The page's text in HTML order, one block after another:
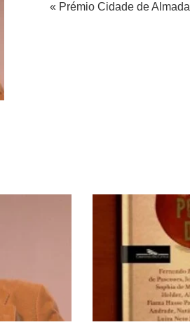
« Prémio Cidade de